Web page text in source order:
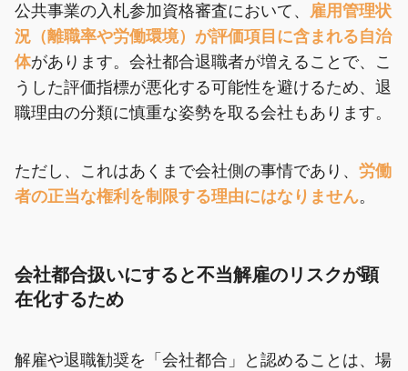
公共事業の入札参加資格審査において、 雇用管理状
況（離職率や労働環境）が評価項目に含まれる自治
体があります。会社都合退職者が増えることで、こ
うした評価指標が悪化する可能性を避けるため、退
職理由の分類に慎重な姿勢を取る会社もあります。
ただし、これはあくまで会社側の事情であり、 労働
者の正当な権利を制限する理由にはなりません。
会社都合扱いにすると不当解雇のリスクが顕
在化するため
解雇や退職勧奨を「会社都合」と認めることは、場